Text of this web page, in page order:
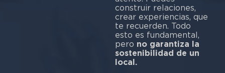
construir relaciones,
crear experiencias, que
te recuerden. Todo
esto es fundamental,
pero no garantiza la
sostenibilidad de un
local.